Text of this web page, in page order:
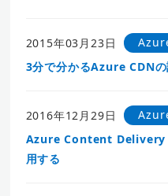
2015年03月23日
3分で分かるAzure CDNの
2016年12月29日
Azure Content
用する